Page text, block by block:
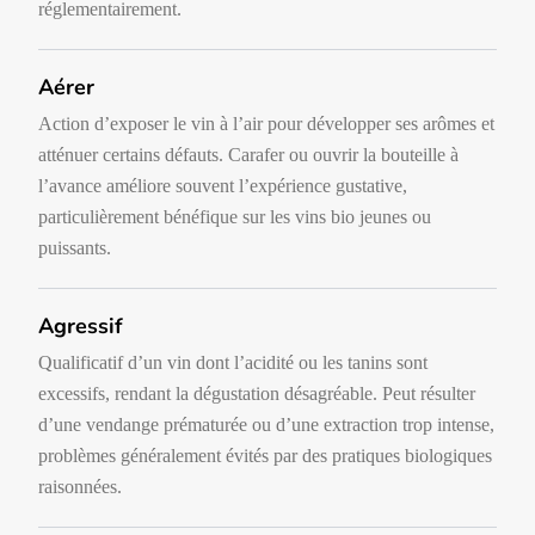
réglementairement.
Aérer
Action d’exposer le vin à l’air pour développer ses arômes et
atténuer certains défauts. Carafer ou ouvrir la bouteille à
l’avance améliore souvent l’expérience gustative,
particulièrement bénéfique sur les vins bio jeunes ou
puissants.
Agressif
Qualificatif d’un vin dont l’acidité ou les tanins sont
excessifs, rendant la dégustation désagréable. Peut résulter
d’une vendange prématurée ou d’une extraction trop intense,
problèmes généralement évités par des pratiques biologiques
raisonnées.